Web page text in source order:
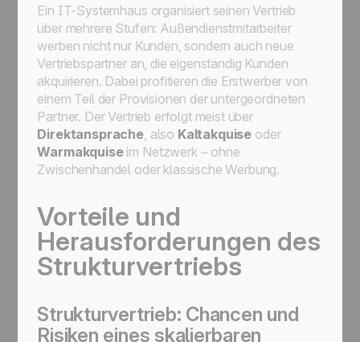
Ein IT-Systemhaus organisiert seinen Vertrieb
über mehrere Stufen: Außendienstmitarbeiter
werben nicht nur Kunden, sondern auch neue
Vertriebspartner an, die eigenständig Kunden
akquirieren. Dabei profitieren die Erstwerber von
einem Teil der Provisionen der untergeordneten
Partner. Der Vertrieb erfolgt meist über
Direktansprache, also Kaltakquise oder
Warmakquiseim Netzwerk – ohne
Zwischenhandel oder klassische Werbung.
Vorteile und
Herausforderungen des
Strukturvertriebs
Strukturvertrieb: Chancen und
Risiken eines skalierbaren